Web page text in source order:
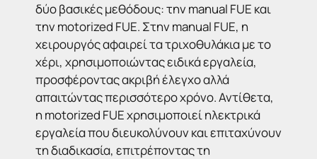
δύο βασικές μεθόδους: την manual FUE και
την motorized FUE. Στην manual FUE, η
χειρουργός αφαιρεί τα τριχοθυλάκια με το
χέρι, χρησιμοποιώντας ειδικά εργαλεία,
προσφέροντας ακριβή έλεγχο αλλά
απαιτώντας περισσότερο χρόνο. Αντίθετα,
η motorized FUE χρησιμοποιεί ηλεκτρικά
εργαλεία που διευκολύνουν και επιταχύνουν
τη διαδικασία, επιτρέποντας τη